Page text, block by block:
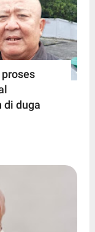
di duga